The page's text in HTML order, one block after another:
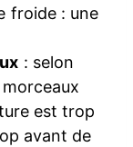
froide : une
: selon
est trop
avant de